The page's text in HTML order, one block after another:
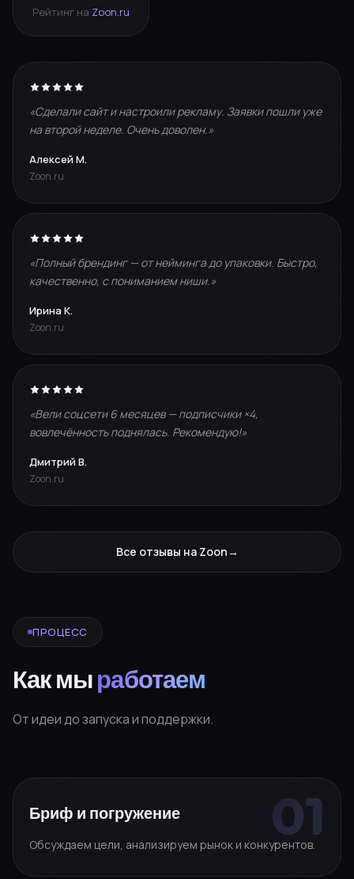
Рейтинг на Zoon.ru
«Сделали сайт и настроили рекламу. Заявки пошли уже
на второй неделе. Очень доволен.»
Алексей М.
Zoon.ru
«Полный брендинг — от нейминга до упаковки. Быстро,
качественно, с пониманием ниши.»
Ирина К.
Zoon.ru
«Вели соцсети 6 месяцев — подписчики ×4,
вовлечённость поднялась. Рекомендую!»
Дмитрий В.
Zoon.ru
Все отзывы на Zoon→
ПРОЦЕСС
Как мыработаем
От идеи до запуска и поддержки.
Бриф и погружение
Обсуждаем цели, анализируем рынок и конкурентов.